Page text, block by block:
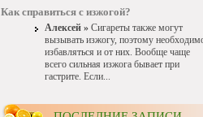
Как справиться с изжогой?
Алексей » Сигареты также могут
вызывать изжогу, поэтому
избавляться и от них. Вообще чаще
всего сильная изжога бывает при
гастрите. Если...